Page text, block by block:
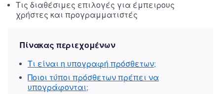
Τις διαθέσιμες επιλογές για έμπειρους
χρήστες και προγραμματιστές
Πίνακας περιεχομένων
Τι είναι η υπογραφή πρόσθετων;
Ποιοι τύποι πρόσθετων πρέπει να
υπογράφονται;